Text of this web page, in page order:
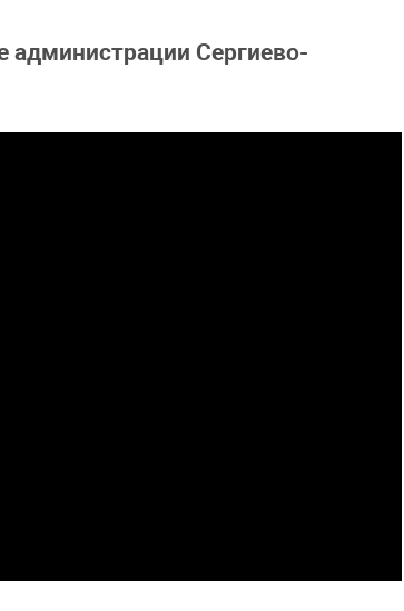
Сергиево-